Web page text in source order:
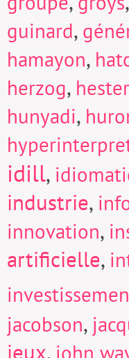
guinard,
hamayon,
herzog, hester
hunyadi,
idill,
industrie,
innovation,
artificielle,
jacobson,
jeux, john